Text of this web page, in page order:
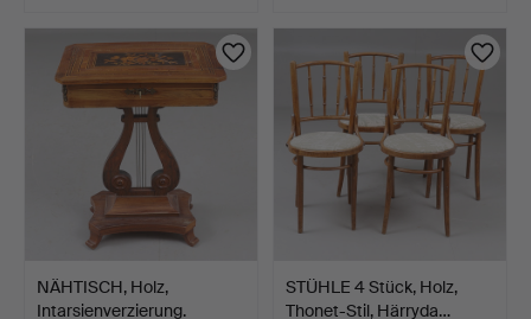
NÄHTISCH, Holz,
Intarsienverzierung.
STÜHLE 4 Stück, Holz,
Thonet-Stil, Härryda…